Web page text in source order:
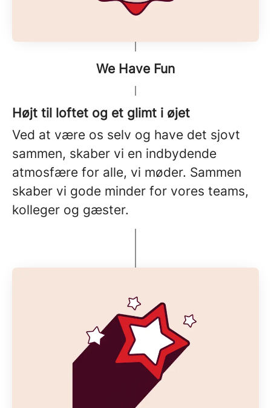
We Have Fun
Højt til loftet og et glimt i øjet
Ved at være os selv og have det sjovt
sammen, skaber vi en indbydende
atmosfære for alle, vi møder. Sammen
skaber vi gode minder for vores teams,
kolleger og gæster.